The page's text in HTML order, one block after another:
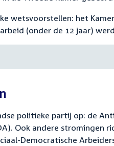
wetsvoorstellen: het
(onder de 12 jaar)
politieke partij op: de
Ook andere stromingen
Democratische